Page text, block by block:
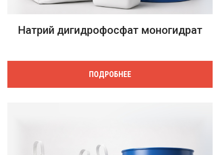
Натрий дигидрофосфат моногидрат
ПОДРОБНЕЕ